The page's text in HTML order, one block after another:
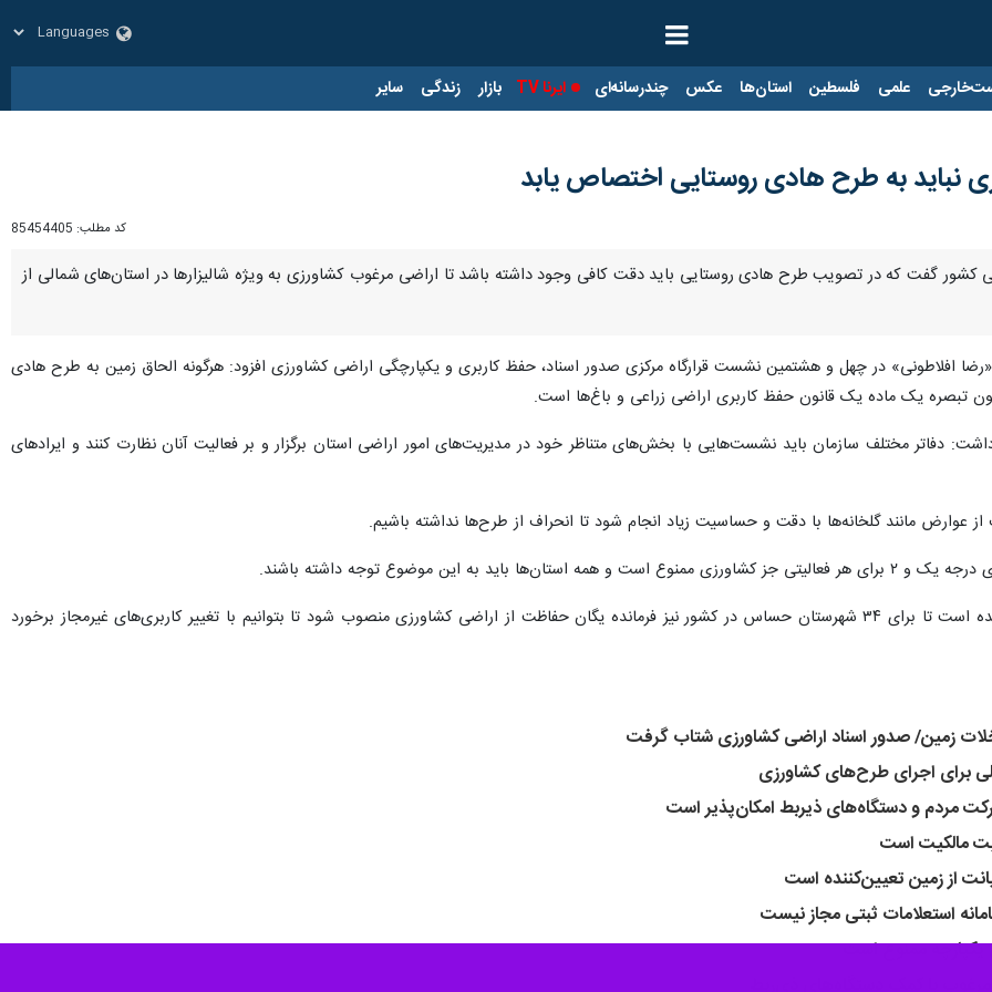
علمی فلسطین استان‌ها عکس چندرسانه‌ای ایرنا TV بازار زندگی سایر
نباید به طرح‌ هادی روستایی اختصاص یابد
کد مطلب: 85454405